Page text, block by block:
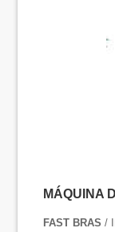
em dois
aço
aço inox.
MÁQUINA
FAST BRAS /